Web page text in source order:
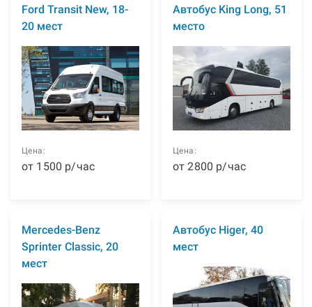
Ford Transit New, 18-
20 мест
Цена:
от 1500 р/час
Автобус King Long, 51
место
Цена:
от2800 р/час
Mercedes-Benz
Sprinter Classic, 20
мест
Автобус Higer, 40
мест